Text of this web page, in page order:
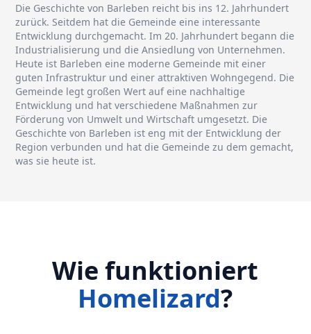
Die Geschichte von Barleben reicht bis ins 12. Jahrhundert
zurück. Seitdem hat die Gemeinde eine interessante
Entwicklung durchgemacht. Im 20. Jahrhundert begann die
Industrialisierung und die Ansiedlung von Unternehmen.
Heute ist Barleben eine moderne Gemeinde mit einer
guten Infrastruktur und einer attraktiven Wohngegend. Die
Gemeinde legt großen Wert auf eine nachhaltige
Entwicklung und hat verschiedene Maßnahmen zur
Förderung von Umwelt und Wirtschaft umgesetzt. Die
Geschichte von Barleben ist eng mit der Entwicklung der
Region verbunden und hat die Gemeinde zu dem gemacht,
was sie heute ist.
Wie funktioniert
Homelizard?